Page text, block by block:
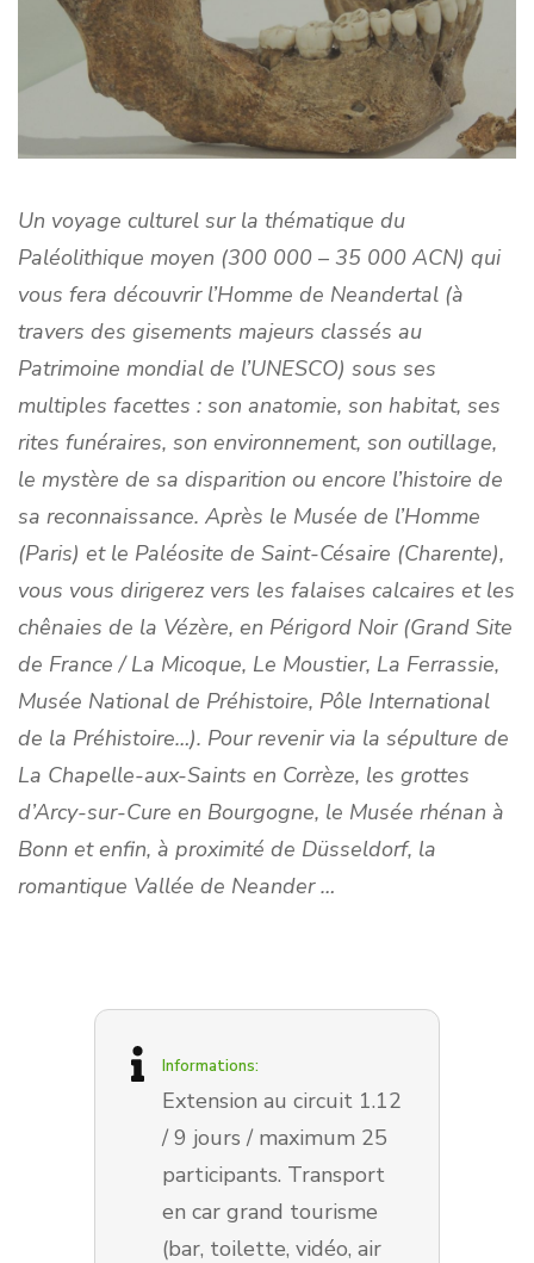
Un voyage culturel sur la thématique du
Paléolithique moyen (300 000 – 35 000 ACN) qui
vous fera découvrir l’Homme de Neandertal (à
travers des gisements majeurs classés au
Patrimoine mondial de l’UNESCO) sous ses
multiples facettes : son anatomie, son habitat, ses
rites funéraires, son environnement, son outillage,
le mystère de sa disparition ou encore l’histoire de
sa reconnaissance. Après le Musée de l’Homme
(Paris) et le Paléosite de Saint-Césaire (Charente),
vous vous dirigerez vers les falaises calcaires et les
chênaies de la Vézère, en Périgord Noir (Grand Site
de France / La Micoque, Le Moustier, La Ferrassie,
Musée National de Préhistoire, Pôle International
de la Préhistoire…). Pour revenir via la sépulture de
La Chapelle-aux-Saints en Corrèze, les grottes
d’Arcy-sur-Cure en Bourgogne, le Musée rhénan à
Bonn et enfin, à proximité de Düsseldorf, la
romantique Vallée de Neander …
Informations:
Extension au circuit 1.12
/ 9 jours / maximum 25
participants. Transport
en car grand tourisme
(bar, toilette, vidéo, air